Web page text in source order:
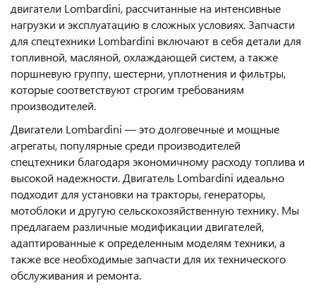
двигатели Lombardini, рассчитанные на интенсивные
нагрузки и эксплуатацию в сложных условиях. Запчасти
для спецтехники Lombardini включают в себя детали для
топливной, масляной, охлаждающей систем, а также
поршневую группу, шестерни, уплотнения и фильтры,
которые соответствуют строгим требованиям
производителей.
Двигатели Lombardini — это долговечные и мощные
агрегаты, популярные среди производителей
спецтехники благодаря экономичному расходу топлива и
высокой надежности. Двигатель Lombardini идеально
подходит для установки на тракторы, генераторы,
мотоблоки и другую сельскохозяйственную технику. Мы
предлагаем различные модификации двигателей,
адаптированные к определенным моделям техники, а
также все необходимые запчасти для их технического
обслуживания и ремонта.